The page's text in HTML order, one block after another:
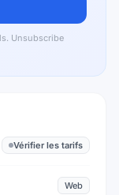
Unsubscribe
Vérifier les tarifs
Web